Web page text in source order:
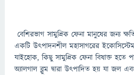
বেশিরভাগ সামুদ্রিক ফেনা মানুষের জন্য
একটি উত্পাদনশীল মহাসাগরের
যাইহোক, কিছু সামুদ্রিক ফেনা বিষাক্ত হতে
অ্যালগাল ব্লুম দ্বারা উত্পাদিত হয় যা জল